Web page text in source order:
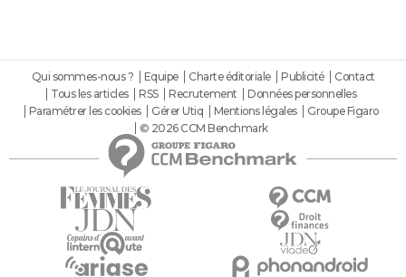
Qui sommes-nous ? Equipe Charte éditoriale Publicité
Contact
Tous les articles
RSS Recrutement
Données personnelles
Paramétrer les cookies
Gérer Utiq Mentions légales
Groupe Figaro
© 2026 CCM Benchmark